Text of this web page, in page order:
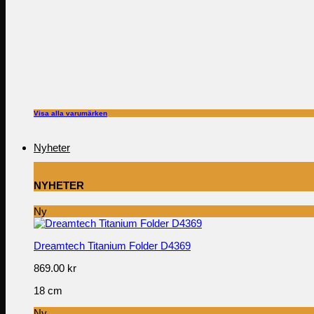
Visa alla varumärken
Nyheter
NYHETER
Ny
Dreamtech Titanium Folder D4369
869.00 kr
18 cm